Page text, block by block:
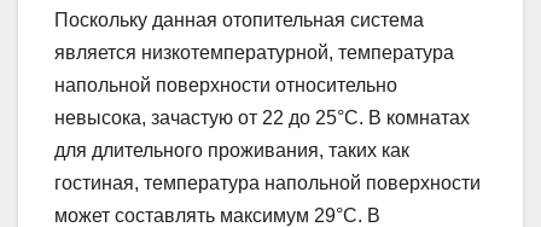
Поскольку данная отопительная система
является низкотемпературной, температура
напольной поверхности относительно
невысока, зачастую от 22 до 25°C. В комнатах
для длительного проживания, таких как
гостиная, температура напольной поверхности
может составлять максимум 29°C. В